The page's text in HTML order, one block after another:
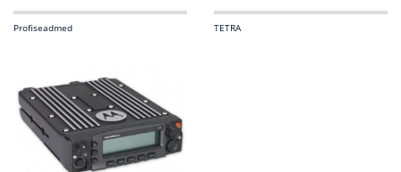
Profiseadmed TETRA